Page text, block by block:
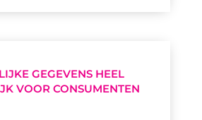
GEGEVENS HEEL
VOOR CONSUMENTEN